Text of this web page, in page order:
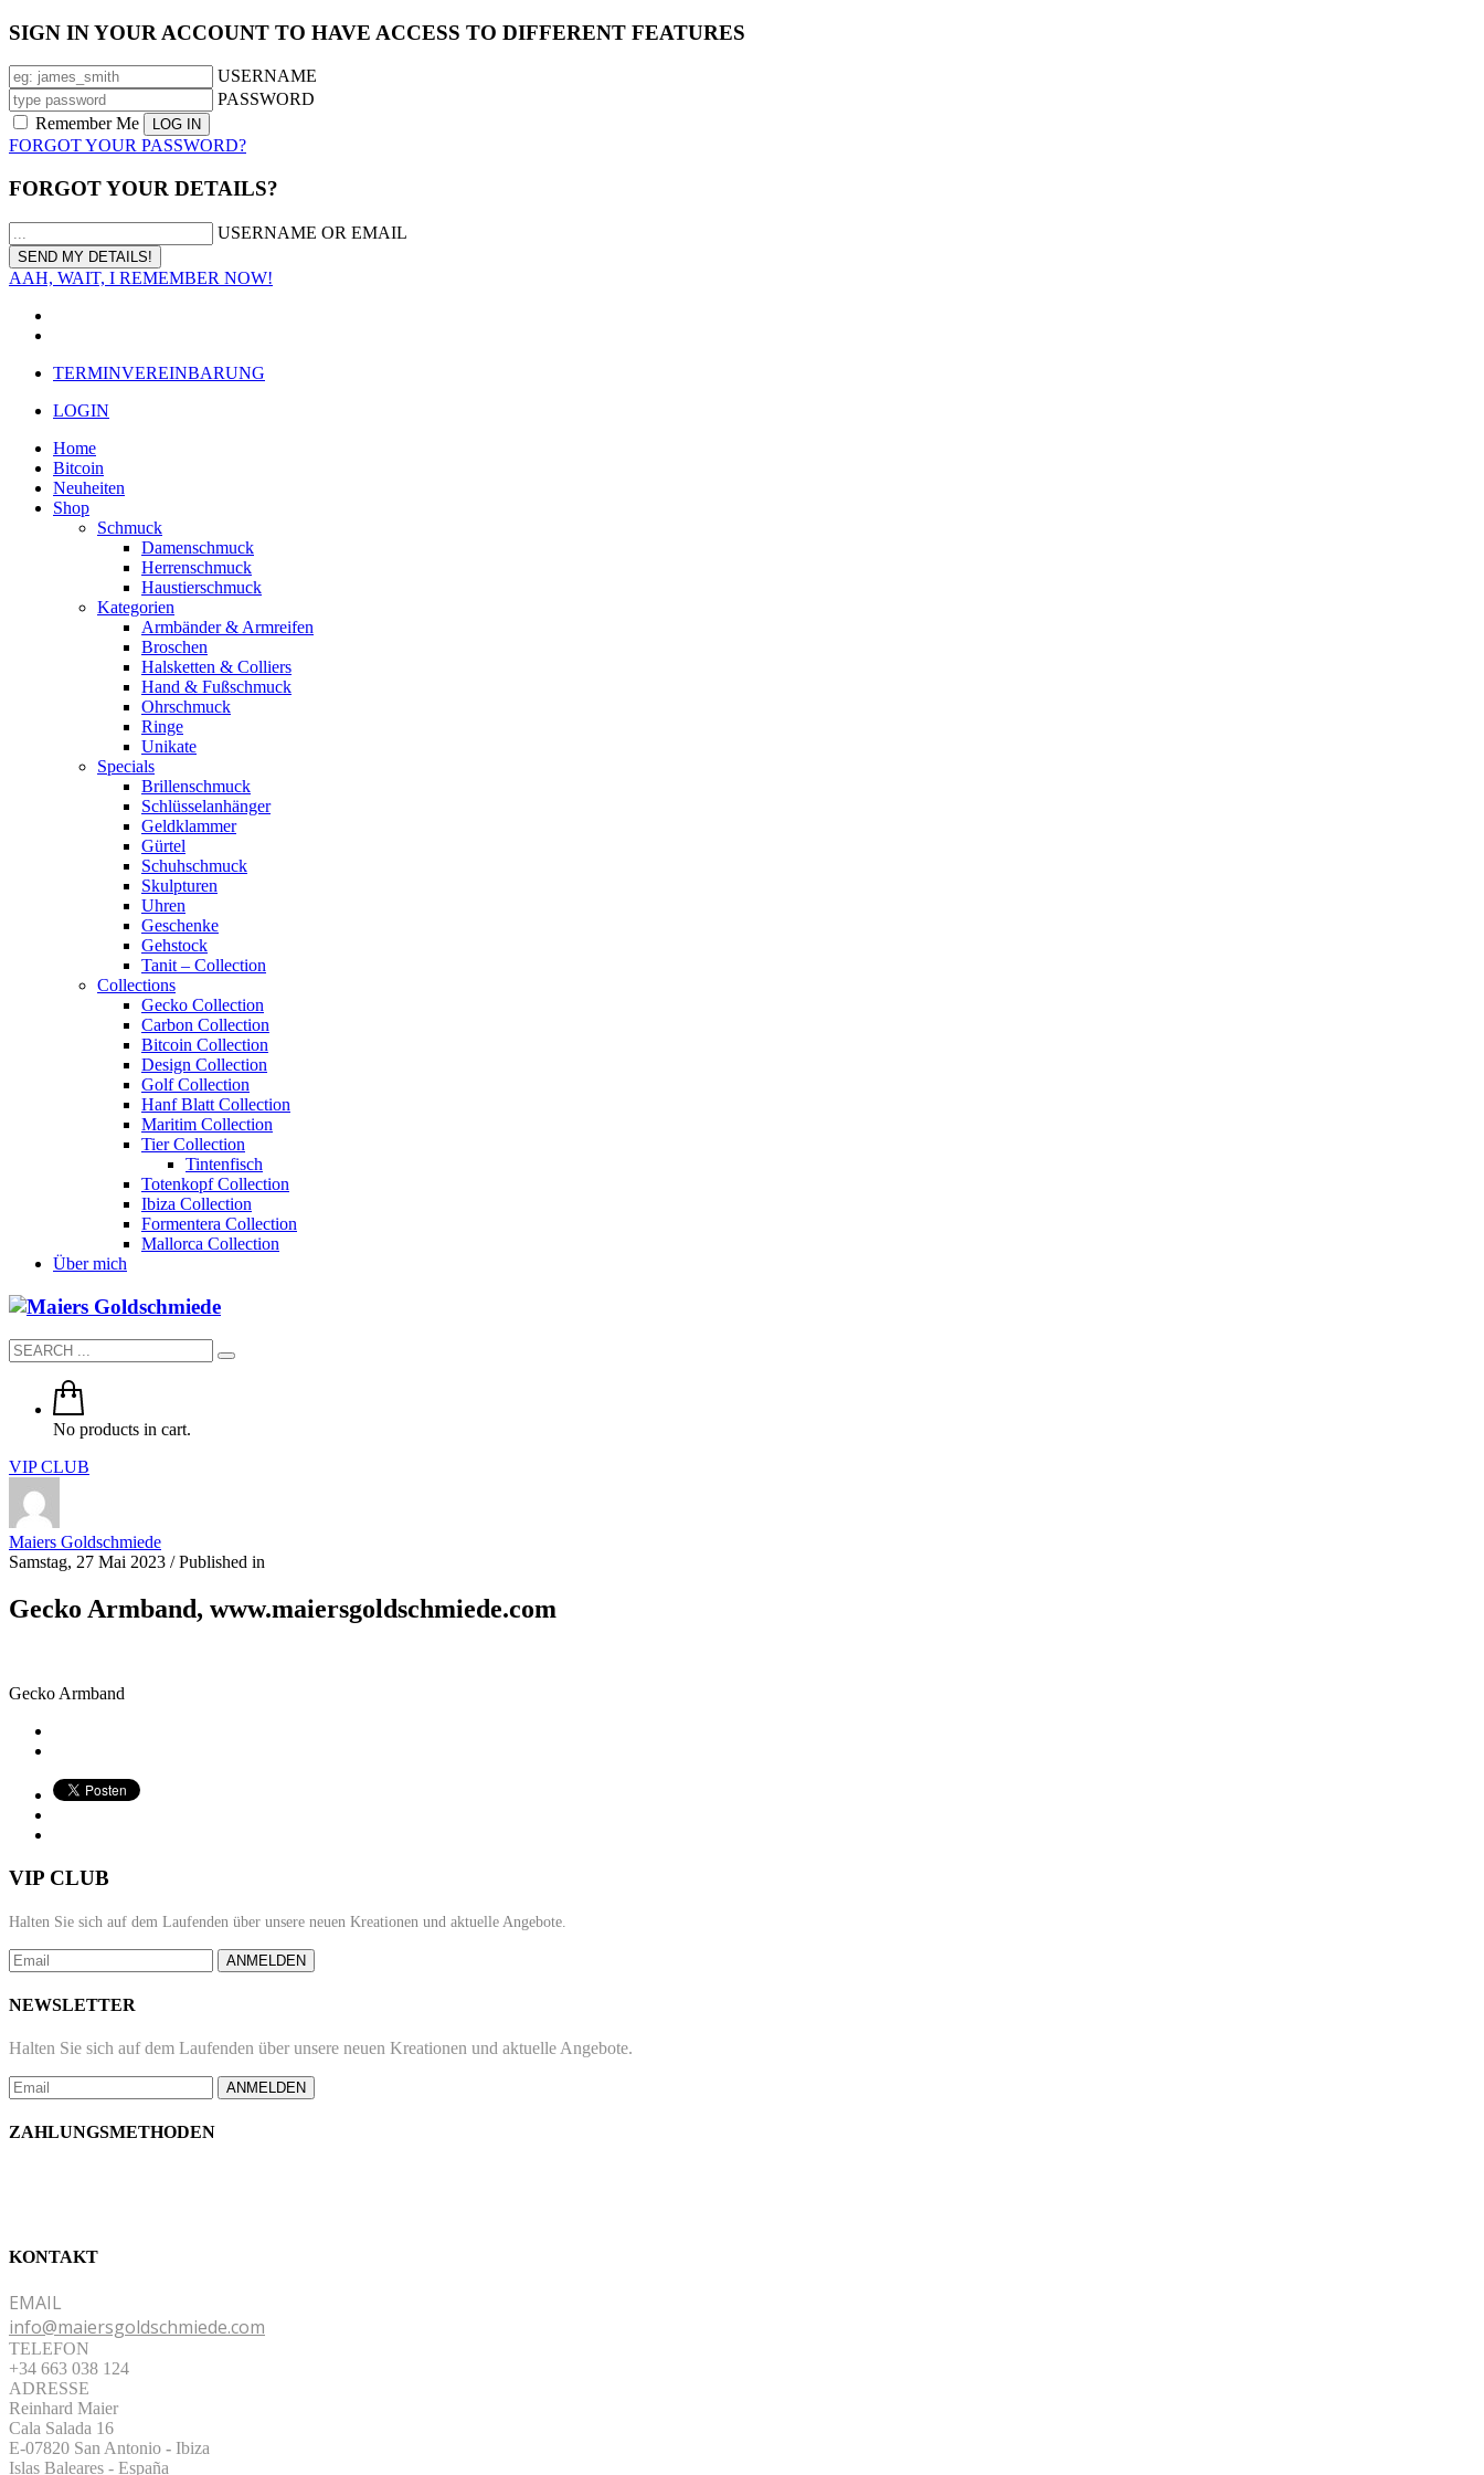
SIGN IN YOUR ACCOUNT TO HAVE ACCESS TO DIFFERENT FEATURES
USERNAME
PASSWORD
Remember Me
FORGOT YOUR PASSWORD?
FORGOT YOUR DETAILS?
USERNAME OR EMAIL
AAH, WAIT, I REMEMBER NOW!
TERMINVEREINBARUNG
LOGIN
Home
Bitcoin
Neuheiten
Shop
Schmuck
Damenschmuck
Herrenschmuck
Haustierschmuck
Kategorien
Armbänder & Armreifen
Broschen
Halsketten & Colliers
Hand & Fußschmuck
Ohrschmuck
Ringe
Unikate
Specials
Brillenschmuck
Schlüsselanhänger
Geldklammer
Gürtel
Schuhschmuck
Skulpturen
Uhren
Geschenke
Gehstock
Tanit – Collection
Collections
Gecko Collection
Carbon Collection
Bitcoin Collection
Design Collection
Golf Collection
Hanf Blatt Collection
Maritim Collection
Tier Collection
Tintenfisch
Totenkopf Collection
Ibiza Collection
Formentera Collection
Mallorca Collection
Über mich
No products in cart.
VIP CLUB
Maiers Goldschmiede
Samstag, 27 Mai 2023 /Published in
Gecko Armband, www.maiersgoldschmiede.com
Gecko Armband
VIP CLUB
Halten Sie sich auf dem Laufenden über unsere neuen Kreationen und aktuelle Angebote.
ANMELDEN
NEWSLETTER
Halten Sie sich auf dem Laufenden über unsere neuen Kreationen und aktuelle Angebote.
ANMELDEN
ZAHLUNGSMETHODEN
KONTAKT
EMAIL
info@maiersgoldschmiede.com
TELEFON
+34 663 038 124
ADRESSE
Reinhard Maier
Cala Salada 16
E-07820 San Antonio - Ibiza
Islas Baleares - España